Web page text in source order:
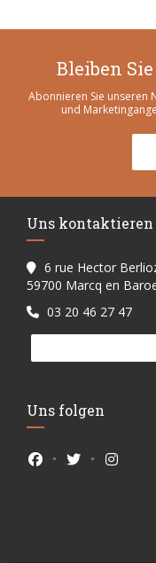
Bleiben
Abonnieren Sie unseren
und
Uns kontaktieren
6 rue Hector
59700 Marcq en
03 20 46 27 47
Uns folgen
Facebook ((öffnet
Twitter